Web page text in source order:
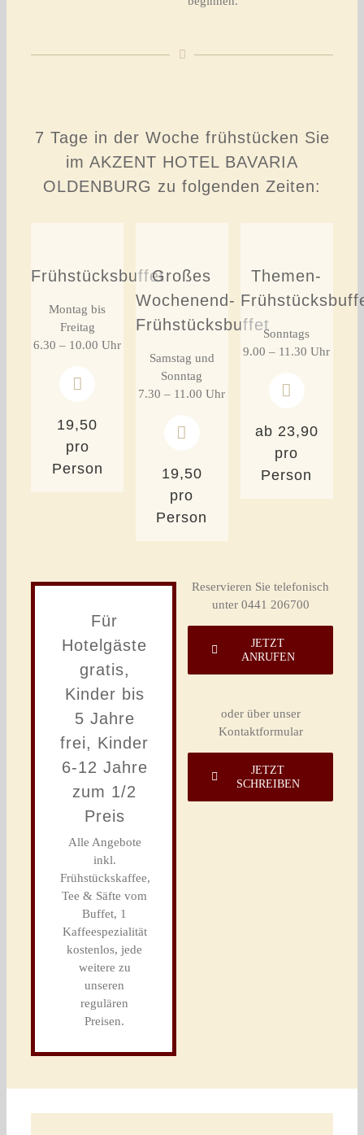
7 Tage in der Woche frühstücken Sie
im AKZENT HOTEL BAVARIA
OLDENBURG zu folgenden Zeiten:
Frühstücksbuffet
Montag bis
Freitag
6.30 – 10.00 Uhr
19,50
pro
Person
Großes
Wochenend-
Frühstücksbuffet
Samstag und
Sonntag
7.30 – 11.00 Uhr
19,50
pro
Person
Themen-
Sonntags
9.00 – 11.30 Uhr
ab 23,90
pro
Person
Für
Hotelgäste
gratis,
Kinder bis
5 Jahre
frei, Kinder
6-12 Jahre
zum 1/2
Preis
Alle Angebote
inkl.
Frühstückskaffee,
Tee & Säfte vom
Buffet, 1
Kaffeespezialität
kostenlos, jede
weitere zu
unseren
regulären
Preisen.
Reservieren Sie telefonisch
unter 0441 206700
JETZT
ANRUFEN
oder über unser
Kontaktformular
JETZT
SCHREIBEN